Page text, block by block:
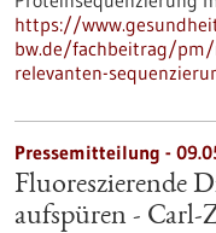
https://
bw.de/fachbeitrag/
relevanten-
Pressemitteilung -
Fluoreszierende
aufspüren -